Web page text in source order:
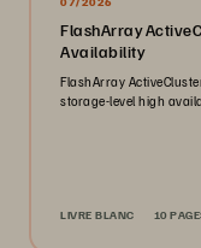
FlashArray
Availability
FlashArray
storage-level high
LIVRE BLANC 10